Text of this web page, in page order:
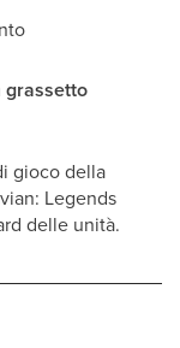
grassetto
gioco della
Legends
delle unità.